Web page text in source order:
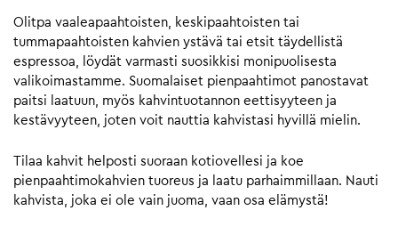
Olitpa vaaleapaahtoisten, keskipaahtoisten tai
tummapaahtoisten kahvien ystävä tai etsit täydellistä
espressoa, löydät varmasti suosikkisi monipuolisesta
valikoimastamme. Suomalaiset pienpaahtimot panostavat
paitsi laatuun, myös kahvintuotannon eettisyyteen ja
kestävyyteen, joten voit nauttia kahvistasi hyvillä mielin.
Tilaa kahvit helposti suoraan kotiovellesi ja koe
pienpaahtimokahvien tuoreus ja laatu parhaimmillaan. Nauti
kahvista, joka ei ole vain juoma, vaan osa elämystä!